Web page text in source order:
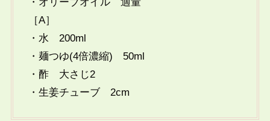
［A］
・水 200ml
・麺つゆ(4倍濃縮) 50ml
・酢 大さじ2
・生姜チューブ 2cm